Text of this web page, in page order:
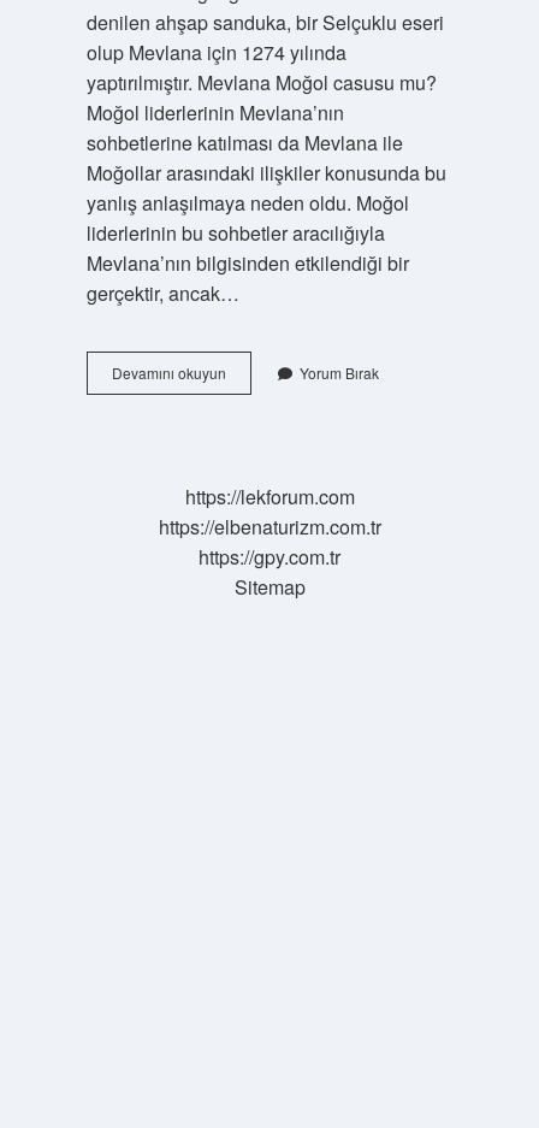
denilen ahşap sanduka, bir Selçuklu eseri
olup Mevlana için 1274 yılında
yaptırılmıştır. Mevlana Moğol casusu mu?
Moğol liderlerinin Mevlana’nın
sohbetlerine katılması da Mevlana ile
Moğollar arasındaki ilişkiler konusunda bu
yanlış anlaşılmaya neden oldu. Moğol
liderlerinin bu sohbetler aracılığıyla
Mevlana’nın bilgisinden etkilendiği bir
gerçektir, ancak…
Devamını okuyunMevlana
Mumyalandı
Yorum Bırak
https://lekforum.com
https://elbenaturizm.com.tr
https://gpy.com.tr
Sitemap